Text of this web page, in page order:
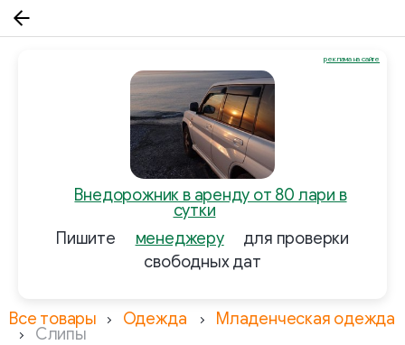
Внедорожник в аренду от 80 лари в
сутки
Пишите
менеджеру
для проверки
свободных дат
реклама на сайте
Все товары Одежда Младенческая одежда
Слипы